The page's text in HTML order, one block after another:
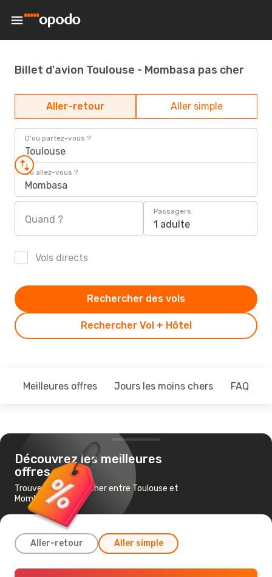
Billet d'avion Toulouse - Mombasa pas cher
Aller-retour Aller simple
D'où partez-vous ?
Toulouse
Où allez-vous ?
Mombasa
Quand ?
Passagers
1 adulte
Vols directs
Rechercher Vol + Hôtel
Rechercher des vols
Meilleures offres Jours les moins chers FAQ
Découvrez les meilleures
offres
Trouvez un vol pas cher entre Toulouse et
Mombasa
Aller-retour Aller simple